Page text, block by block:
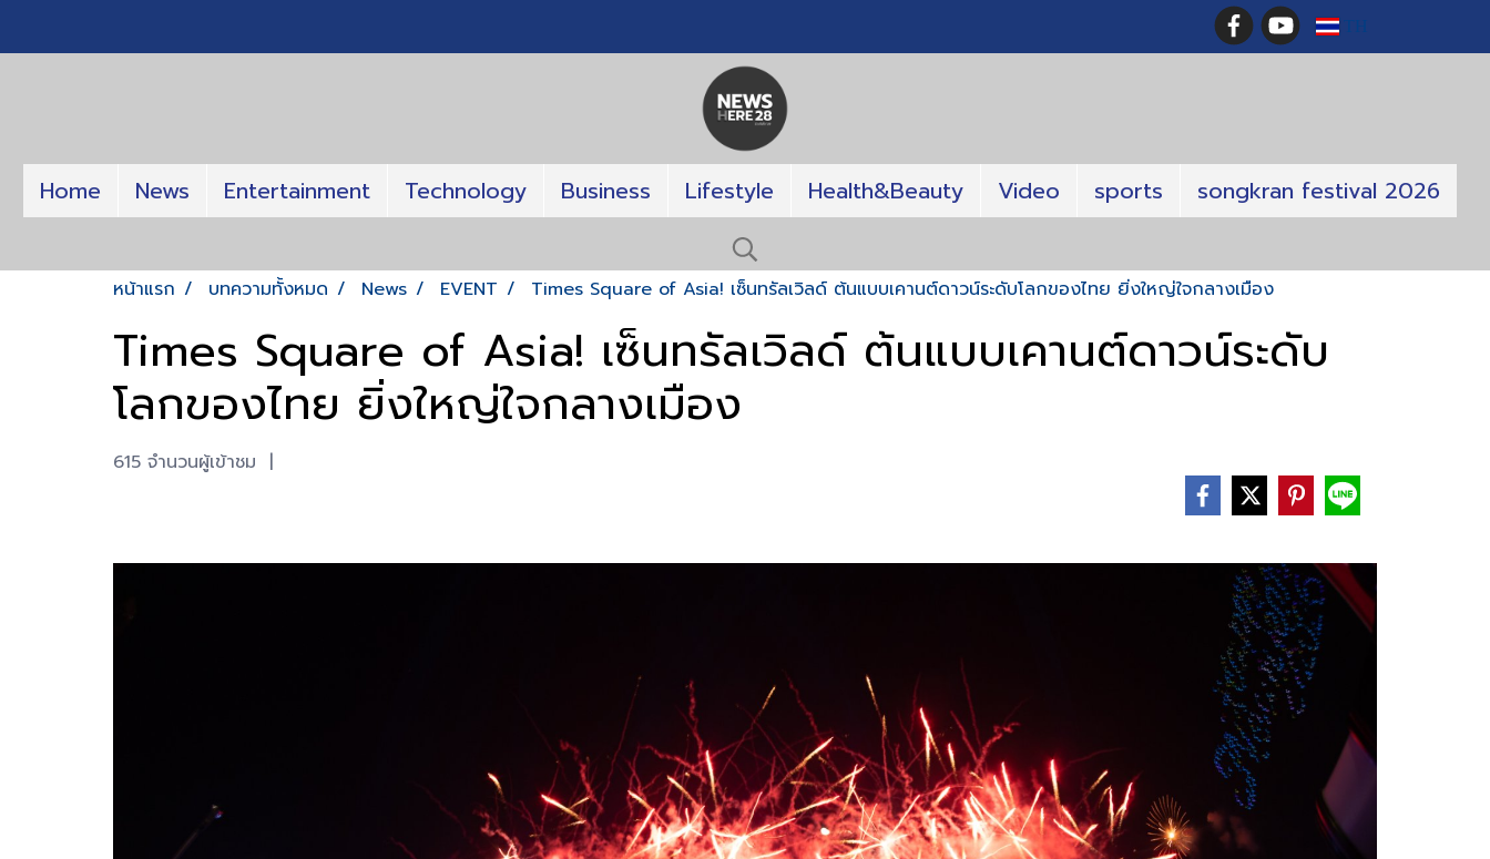
TH
Home News Entertainment Technology Business Lifestyle Health&Beauty Video sports songkran festival 2026
หน้าแรก บทความทั้งหมด News EVENT Times Square of Asia! เซ็นทรัลเวิลด์ ต้นแบบเคานต์ดาวน์ระดับโลกของไทย ยิ่งใหญ่ใจกลางเมือง
Times Square of Asia! เซ็นทรัลเวิลด์ ต้นแบบเคานต์ดาวน์ระดับ
โลกของไทย ยิ่งใหญ่ใจกลางเมือง
615 จำนวนผู้เข้าชม |